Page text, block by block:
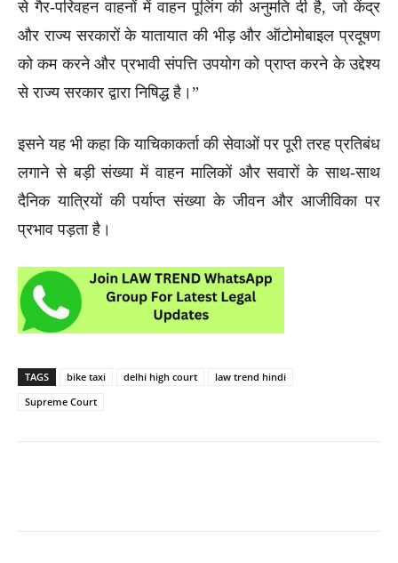
से गैर-परिवहन वाहनों में वाहन पूलिंग की अनुमति दी है, जो केंद्र
और राज्य सरकारों के यातायात की भीड़ और ऑटोमोबाइल प्रदूषण
को कम करने और प्रभावी संपत्ति उपयोग को प्राप्त करने के उद्देश्य
से राज्य सरकार द्वारा निषिद्ध है।”
इसने यह भी कहा कि याचिकाकर्ता की सेवाओं पर पूरी तरह प्रतिबंध
लगाने से बड़ी संख्या में वाहन मालिकों और सवारों के साथ-साथ
दैनिक यात्रियों की पर्याप्त संख्या के जीवन और आजीविका पर
प्रभाव पड़ता है।
TAGS bike taxi delhi high court
law trend hindi
Supreme Court